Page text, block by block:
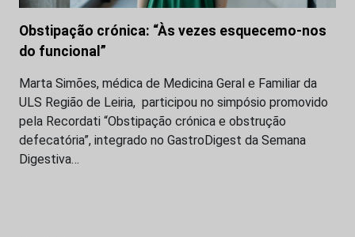
Obstipação crónica: “Às vezes esquecemo-nos
do funcional”
Marta Simões, médica de Medicina Geral e Familiar da
ULS Região de Leiria, participou no simpósio promovido
pela Recordati “Obstipação crónica e obstrução
defecatória”, integrado no GastroDigest da Semana
Digestiva…